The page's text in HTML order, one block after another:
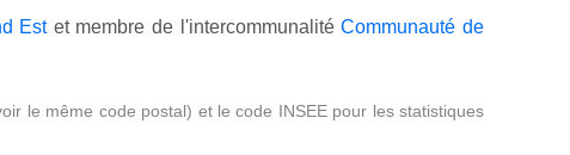
Estet membre de l'intercommunalitéCommunauté de
le même code postal) et le code INSEE pour les statistiques